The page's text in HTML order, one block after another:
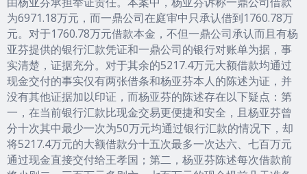
为6971.18万元，而一鼎公司在庭审中只承认借到1760.78万
元。对于1760.78万元借款本金，不但一鼎公司承认而且有杨
亚芬提供的银行汇款凭证和一鼎公司的银行对账单为据，事
实清楚，证据充分。对于其余的5217.4万元大额借款均通过
现金交付的事实仅有两张借条和杨亚芬本人的陈述为证，并
没有其他证据加以印证，而杨亚芬的陈述存在以下疑点：第
一，在当前银行汇款比现金交易更便捷和安全，且杨亚芬曾
分十次其中最少一次为50万元均通过银行汇款的情况下，却
将5217.4万元的大额借款分十五次最多一次达六、七百万元
通过现金直接交付给王孝国；第二，杨亚芬陈述每次借款前